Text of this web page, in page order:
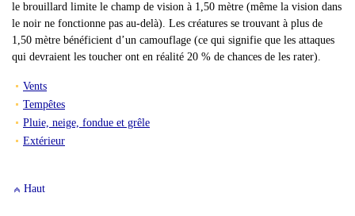
le brouillard limite le champ de vision à 1,50 mètre (même la vision dans
le noir ne fonctionne pas au-delà). Les créatures se trouvant à plus de
1,50 mètre bénéficient d’un camouflage (ce qui signifie que les attaques
qui devraient les toucher ont en réalité 20 % de chances de les rater).
Vents
Tempêtes
Pluie, neige, fondue et grêle
Extérieur
Haut